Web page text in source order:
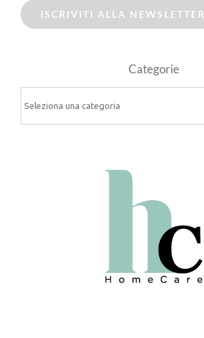
ISCRIVITI ALLA NEWSLETTER
Categorie